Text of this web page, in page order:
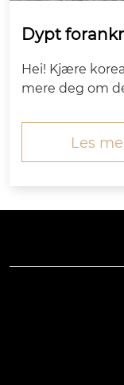
Dypt
cision
t på å
Hei! Kjære
mere deg om
chende
ar kommet
Les